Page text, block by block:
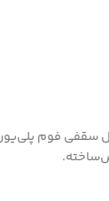
سقفی فوم